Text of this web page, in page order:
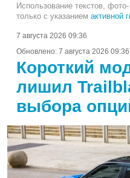
Использование текстов,
только с указанием активной
7 августа 2026 09:36
Обновлено: 7 августа 2026 09:36
Короткий
лишил
выбора